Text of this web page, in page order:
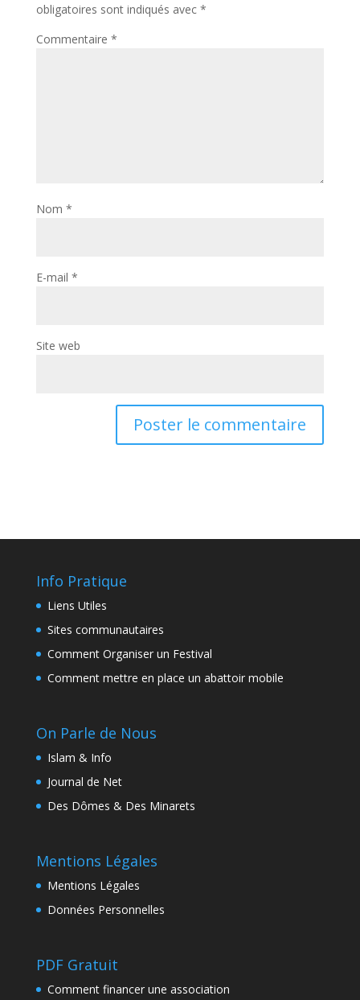
obligatoires sont indiqués avec *
Commentaire *
Nom *
E-mail *
Site web
Info Pratique
Liens Utiles
Sites communautaires
Comment Organiser un Festival
Comment mettre en place un abattoir mobile
On Parle de Nous
Islam & Info
Journal de Net
Des Dômes & Des Minarets
Mentions Légales
Mentions Légales
Données Personnelles
PDF Gratuit
Comment financer une association